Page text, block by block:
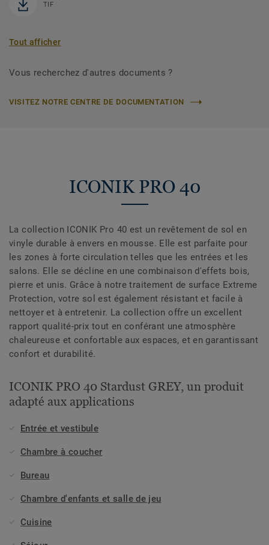
TIF
Tout afficher
Vous recherchez d'autres documents ?
VISITEZ NOTRE CENTRE DE DOCUMENTATION
ICONIK PRO 40
La collection ICONIK Pro 40 est un revêtement de sol en
vinyle durable à envers en mousse. Elle est parfaite pour
les zones à forte circulation telles que les entrées et les
salons. Elle se décline en une combinaison d'effets bois,
pierre et unis. Grâce à notre traitement de surface Extreme
Protection, votre sol est également résistant et facile à
nettoyer et à entretenir. La collection offre un excellent
rapport qualité-prix tout en conférant une atmosphère
chaleureuse et confortable aux espaces, et en garantissant
confort et durabilité.
ICONIK PRO 40 Stardust GREY, un produit
adapté aux applications
Entrée et vestibule
Chambre à coucher
Bureau
Chambre d'enfants et salle de jeu
Cuisine